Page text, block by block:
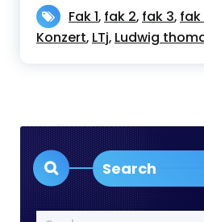
Fak 1, fak 2, fak 3, fak
Konzert, LTj, Ludwig
Search
Suchen